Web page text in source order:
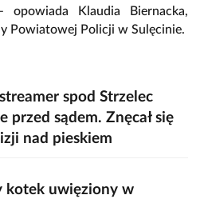
Klaudia Biernacka,
Powiatowej Policji w Sulęcinie.
spod Strzelec
przed sądem. Znęcał się
nad pieskiem
kotek uwięziony w